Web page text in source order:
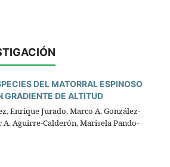
DEL MATORRAL ESPINOSO
GRADIENTE DE ALTITUD
Enrique Jurado, Marco A. González-
A. Aguirre-Calderón, Marisela Pando-